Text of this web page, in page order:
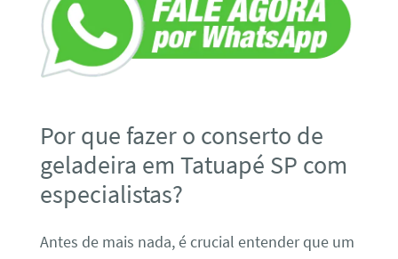
Por que fazer o conserto de
geladeira em Tatuapé SP com
especialistas?
Antes de mais nada, é crucial entender que um